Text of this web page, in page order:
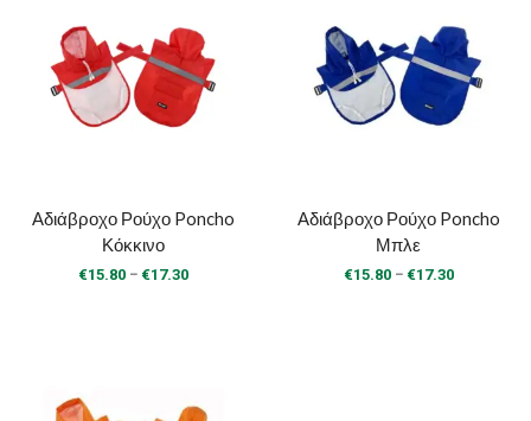
Αδιάβροχο Ρούχο Poncho
Κόκκινο
€15.80 – €17.30Price
Αδιάβροχο Ρούχο Poncho
Μπλε
€15.80 – €17.30Price